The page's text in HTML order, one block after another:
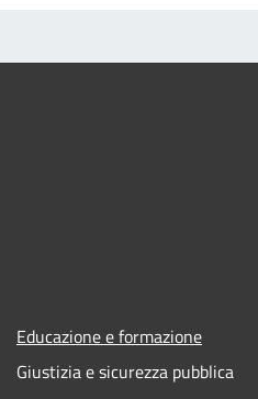
Educazione e formazione
Giustizia e sicurezza pubblica